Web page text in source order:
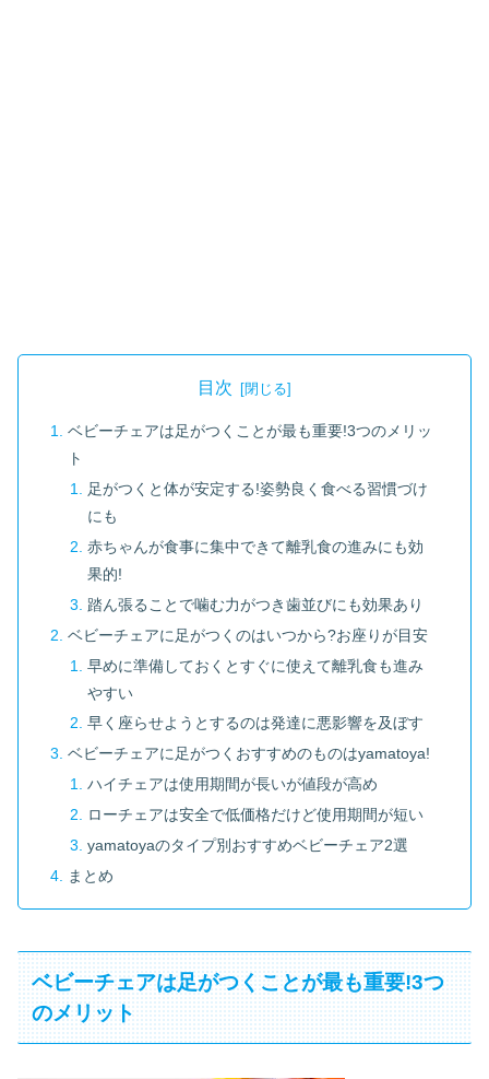
目次
ベビーチェアは足がつくことが最も重要!3つのメリッ
ト
足がつくと体が安定する!姿勢良く食べる習慣づけ
にも
赤ちゃんが食事に集中できて離乳食の進みにも効
果的!
踏ん張ることで噛む力がつき歯並びにも効果あり
ベビーチェアに足がつくのはいつから?お座りが目安
早めに準備しておくとすぐに使えて離乳食も進み
やすい
早く座らせようとするのは発達に悪影響を及ぼす
ベビーチェアに足がつくおすすめのものはyamatoya!
ハイチェアは使用期間が長いが値段が高め
ローチェアは安全で低価格だけど使用期間が短い
yamatoyaのタイプ別おすすめベビーチェア2選
まとめ
ベビーチェアは足がつくことが最も重要!3つ
のメリット